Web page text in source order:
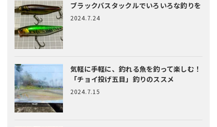
ブラックバスタックルでいろいろな釣りを
2024.7.24
気軽に手軽に、釣れる魚を釣って楽しむ！
「チョイ投げ五目」釣りのススメ
2024.7.15